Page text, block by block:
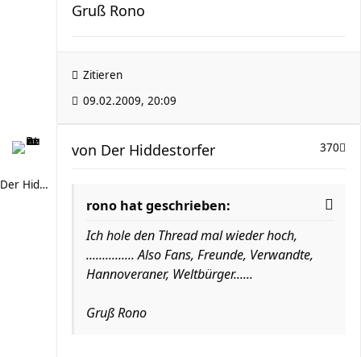
Gruß Rono
Zitieren
09.02.2009, 20:09
Der Hiddestorfer
370
von Der Hiddestorfer
rono hat geschrieben:
Ich hole den Thread mal wieder hoch,
............... Also Fans, Freunde, Verwandte,
Hannoveraner, Weltbürger......
Gruß Rono